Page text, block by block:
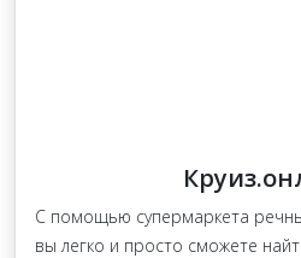
С помощью супермаркета
вы легко и просто сможете